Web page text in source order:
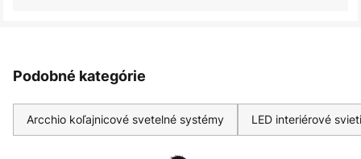
Podobné kategórie
Arcchio koľajnicové svetelné systémy LED interiérové